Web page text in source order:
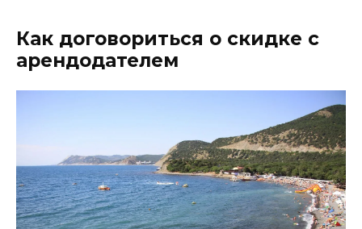
Как договориться о скидке с
арендодателем